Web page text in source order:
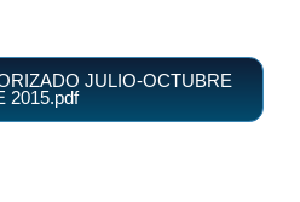
JULIO-OCTUBRE
2015.pdf